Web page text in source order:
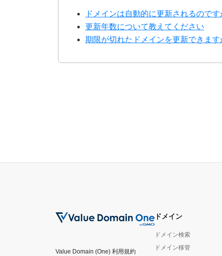
ドメインは自動的に更新されるのです
更新年数について教えてください
期限が切れたドメインを更新できます
Value Domain (One) 利用規約
ドメイン
ドメイン検索
ドメイン移管